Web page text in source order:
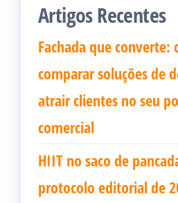
Artigos Recentes
Fachada que converte:
comparar soluções de
atrair clientes no seu
comercial
HIIT no saco de
protocolo editorial de